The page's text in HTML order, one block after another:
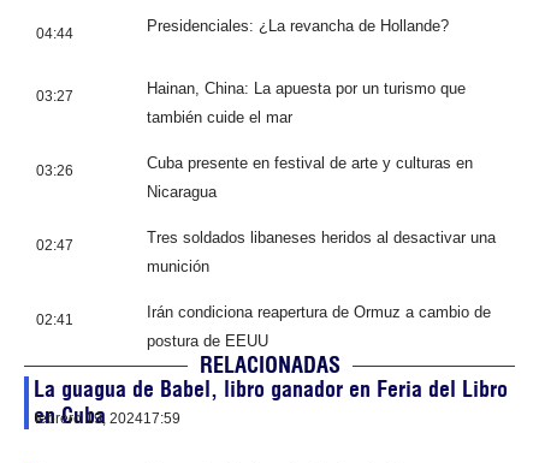
04:44 Presidenciales: ¿La revancha de Hollande?
03:27
Hainan, China: La apuesta por un turismo que
también cuide el mar
03:26
Cuba presente en festival de arte y culturas en
Nicaragua
02:47
Tres soldados libaneses heridos al desactivar una
munición
02:41
Irán condiciona reapertura de Ormuz a cambio de
postura de EEUU
RELACIONADAS
La guagua de Babel, libro ganador en Feria del Libro
en Cuba
febrero 19, 202417:59